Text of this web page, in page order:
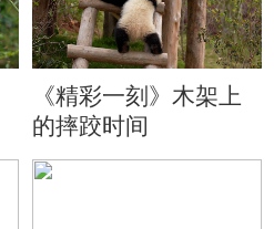
《精彩一刻》木架上
的摔跤时间